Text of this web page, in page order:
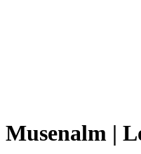
Musenalm |